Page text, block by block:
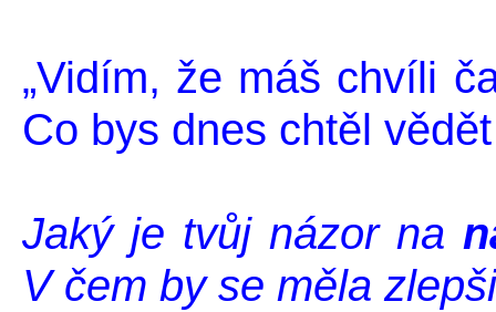
„Vidím, že máš chvíli
Co bys dnes chtěl
Jaký je tvůj názor na
V čem by se měla